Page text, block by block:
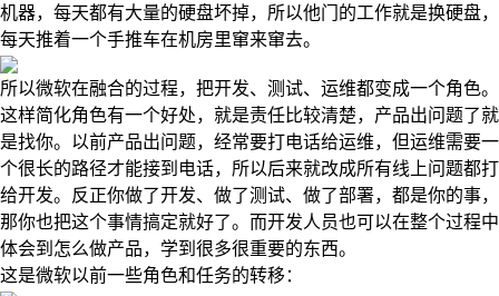
机器，每天都有大量的硬盘坏掉，所以他门的工作就是换硬盘，
每天推着一个手推车在机房里窜来窜去。
所以微软在融合的过程，把开发、测试、运维都变成一个角色。
这样简化角色有一个好处，就是责任比较清楚，产品出问题了就
是找你。以前产品出问题，经常要打电话给运维，但运维需要一
个很长的路径才能接到电话，所以后来就改成所有线上问题都打
给开发。反正你做了开发、做了测试、做了部署，都是你的事，
那你也把这个事情搞定就好了。而开发人员也可以在整个过程中
体会到怎么做产品，学到很多很重要的东西。
这是微软以前一些角色和任务的转移：